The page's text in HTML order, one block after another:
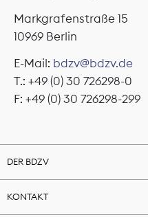
Markgrafenstraße 15
10969 Berlin
E-Mail: bdzv@bdzv.de
T.: +49 (0) 30 726298-0
F: +49 (0) 30 726298-299
DER BDZV
KONTAKT